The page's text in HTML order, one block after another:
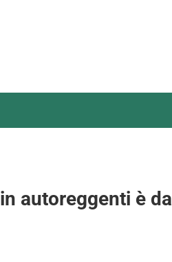
autoreggenti è da